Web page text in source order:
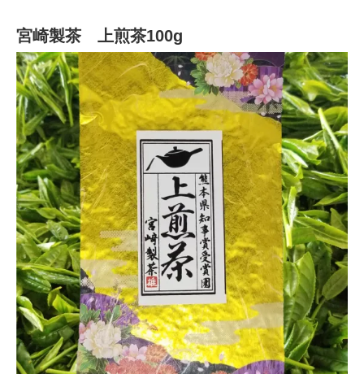
宮崎製茶 上煎茶100g